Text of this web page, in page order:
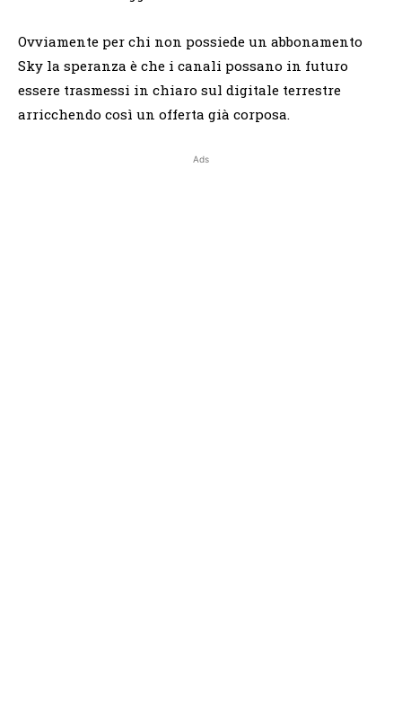
Ovviamente per chi non possiede un abbonamento
Sky la speranza è che i canali possano in futuro
essere trasmessi in chiaro sul digitale terrestre
arricchendo così un offerta già corposa.
Ads